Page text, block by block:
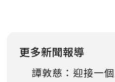
更多新聞報導
譚敦慈：迎接一